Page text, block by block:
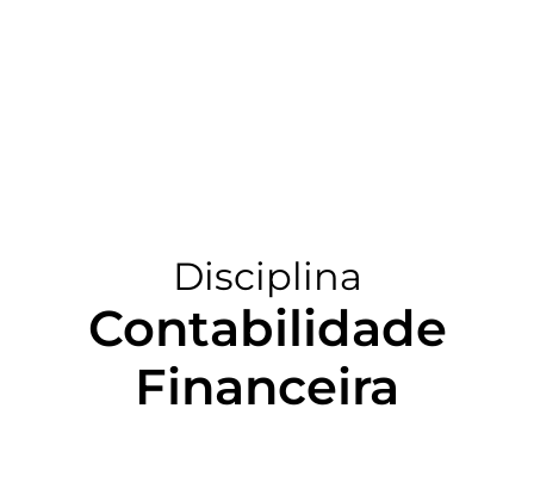
Disciplina
Contabilidade
Financeira